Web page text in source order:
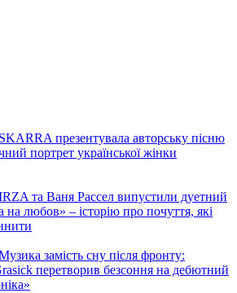
SKARRA презентувала авторську пісню
портрет української жінки
та Ваня Рассел випустили дуетний
на любов» – історію про почуття, які
замість сну після фронту:
перетворив безсоння на дебютний